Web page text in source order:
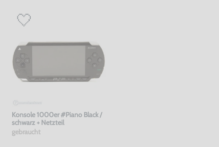
Konsole 1000er #Piano Black /
schwarz + Netzteil
gebraucht